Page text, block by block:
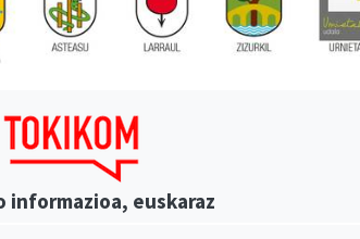
informazioa, euskaraz